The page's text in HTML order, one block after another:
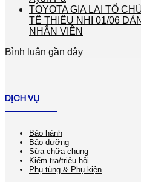
TOYOTA GIA LAI TỔ
TẾ THIẾU NHI 01/06
NHÂN VIÊN
Bình luận gần đây
DỊCH VỤ
Bảo hành
Bảo dưỡng
Sữa chữa chung
Kiểm tra/triệu hồi
Phụ tùng & Phụ kiện